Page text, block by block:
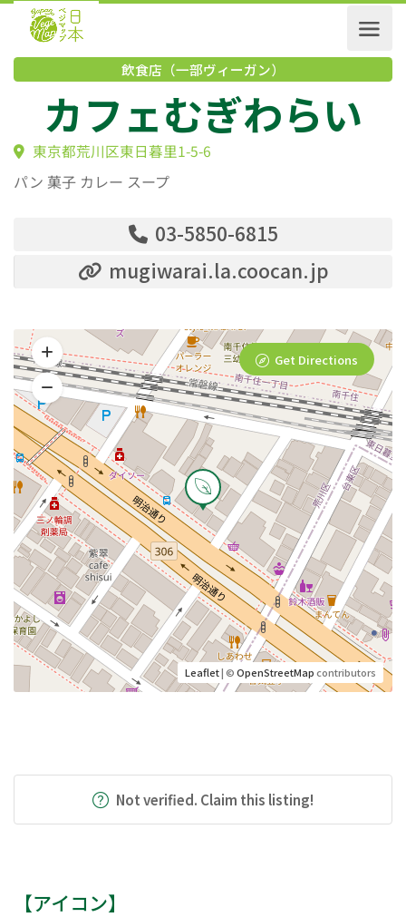
飲食店（一部ヴィーガン）
カフェむぎわらい
東京都荒川区東日暮里1-5-6
パン 菓子 カレー スープ
03-5850-6815
mugiwarai.la.coocan.jp
Leaflet| ©OpenStreetMapcontributors
Get Directions
Not verified. Claim this listing!
【アイコン】